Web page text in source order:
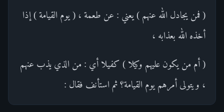
( فمن يجادل الله عنهم ) يعني : عن طعمة ، ( يوم القيامة ) إذا
أخذه الله بعذابه ،
( أم من يكون عليهم وكيلا ) كفيلا أي : من الذي يذب عنهم
، ويتولى أمرهم يوم القيامة؟ ثم استأنف فقال :